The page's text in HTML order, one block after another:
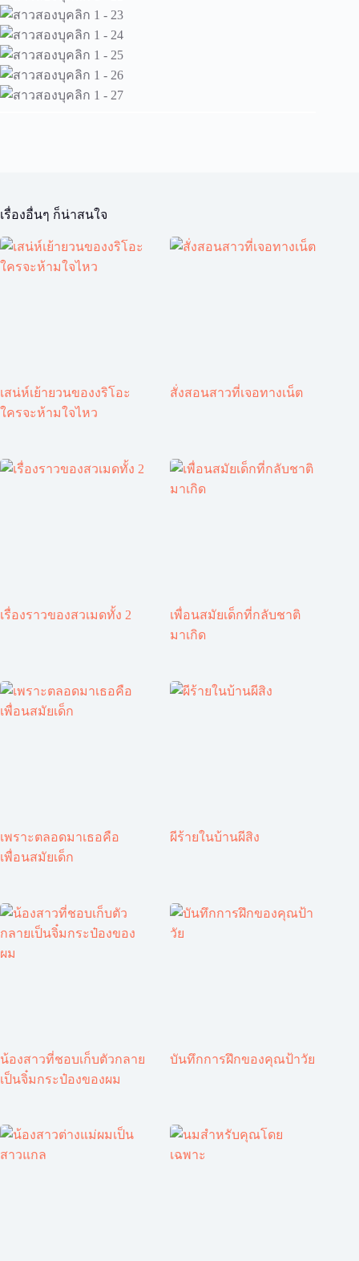
เรื่องอื่นๆ ก็น่าสนใจ
เสน่ห์เย้ายวนของงริโอะ
ใครจะห้ามใจไหว
สั่งสอนสาวที่เจอทางเน็ต
เรื่องราวของสวเมดทั้ง 2
เพื่อนสมัยเด็กที่กลับชาติ
มาเกิด
เพราะตลอดมาเธอคือ
เพื่อนสมัยเด็ก
ผีร้ายในบ้านผีสิง
น้องสาวที่ชอบเก็บตัวกลาย
เป็นจิ๋มกระป๋องของผม
บันทึกการฝึกของคุณป้าวัย